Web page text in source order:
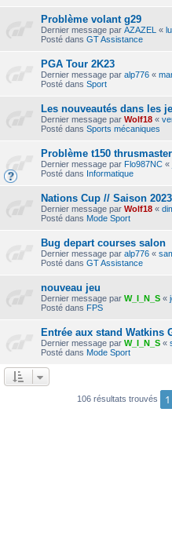
Problème volant g29
Dernier message par AZAZEL «
Posté dans GT Assistance
PGA Tour 2K23
Dernier message par alp776 «
Posté dans Sport
Les nouveautés dans les
Dernier message par Wolf18 «
Posté dans Sports mécaniques
Problème t150 thrusmaster
Dernier message par Flo987NC «
Posté dans Informatique
Nations Cup // Saison
Dernier message par Wolf18 «
Posté dans Mode Sport
Bug depart courses salon
Dernier message par alp776 «
Posté dans GT Assistance
nouveau jeu
Dernier message par W_I_N_S «
Posté dans FPS
Entrée aux stand Watkins
Dernier message par W_I_N_S «
Posté dans Mode Sport
106 résultats trouvés 1